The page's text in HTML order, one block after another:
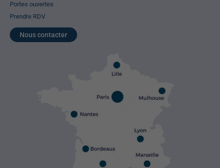
Portes ouvertes
Prendre RDV
Nous contacter